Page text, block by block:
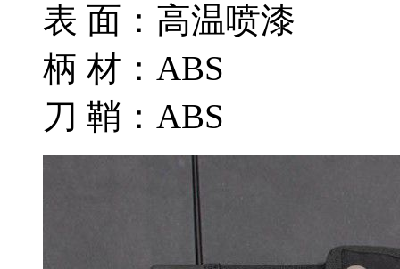
表 面：高温喷漆
柄 材：ABS
刀 鞘：ABS